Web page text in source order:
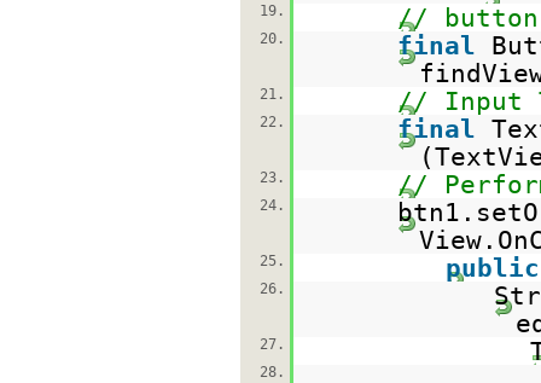
19.
// button
20. final
21. // Input
22. final
23. //
24.
25. public
26.
27.
28.